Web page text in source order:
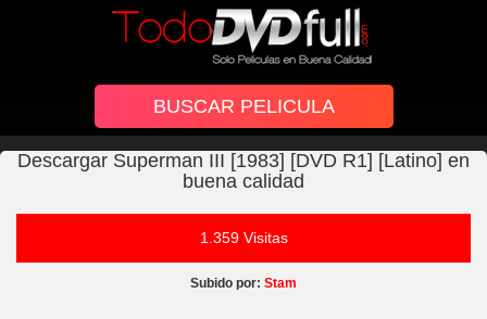
Descargar Superman III [1983] [DVD R1] [Latino] en
buena calidad
1.359 Visitas
Subido por: Stam